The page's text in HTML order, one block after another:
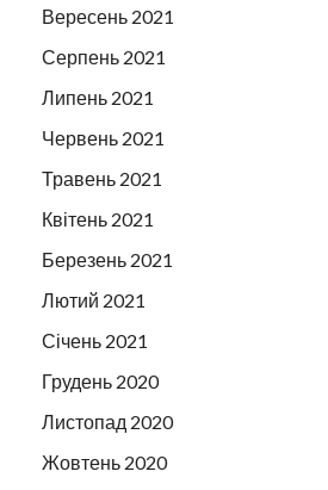
Вересень 2021
Серпень 2021
Липень 2021
Червень 2021
Травень 2021
Квітень 2021
Березень 2021
Лютий 2021
Січень 2021
Грудень 2020
Листопад 2020
Жовтень 2020